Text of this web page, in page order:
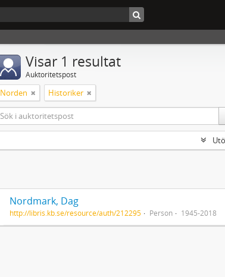
Visar 1 resultat
Auktoritetspost
Norden Historiker
Nordmark, Dag
http://libris.kb.se/resource/auth/212295 Person 1945-2018